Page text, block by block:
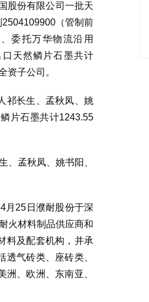
股份有限公司一批天
（管制前
委托万华物流沿用
天然鳞片石墨共计
资子公司。
祁长生、孟秋凤、姚
片石墨共计1243.55
、孟秋凤、姚书阳、
月25日濮耐股份于深
火材料制品供应商和
料及配套机构，并承
气砖类、座砖类、
、欧洲、东南亚、